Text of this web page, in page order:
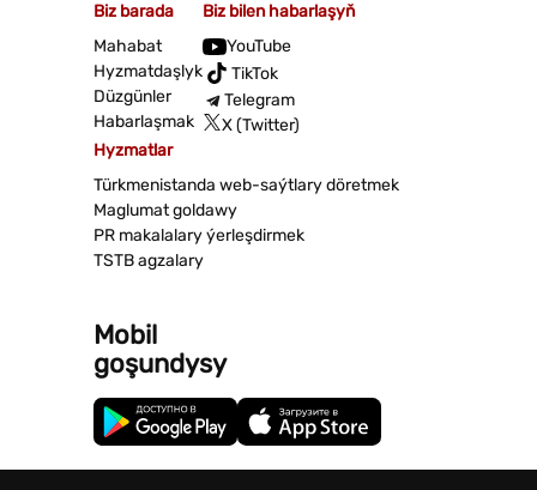
Biz barada
Mahabat
Hyzmatdaşlyk
Düzgünler
Habarlaşmak
Biz bilen habarlaşyň
YouTube
TikTok
Telegram
X (Twitter)
Hyzmatlar
Türkmenistanda web-saýtlary döretmek
Maglumat goldawy
PR makalalary ýerleşdirmek
TSTB agzalary
Mobil
goşundysy